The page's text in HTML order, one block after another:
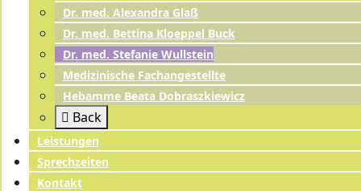
Dr. med. Alexandra Glaß
Dr. med. Bettina Kloeppel Buck
Dr. med. Stefanie Wullstein
Medizinische Fachangestellte
Hebamme Beata Dobraszkiewicz
Back
Leistungen
Sprechzeiten
Kontakt